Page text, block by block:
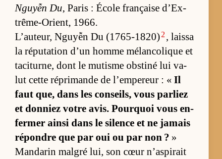
Nguyễn Du, Pa­ris : École française d’Ex­
trême-Orient, 1966.
L’au­teur, Nguyễn Du (1765-1820) 2 , laissa
la ré­pu­ta­tion d’un homme mé­lan­co­lique et
ta­ci­tur­ne, dont le mu­tisme obs­tiné lui va­
lut cette ré­pri­mande de l’em­pe­reur : « Il
faut que, dans les conseils, vous par­liez
et don­niez votre avis. Pourquoi vous en­
fer­mer ainsi dans le si­lence et ne ja­mais
ré­pondre que par oui ou par non ? »
Man­da­rin mal­gré lui, son cœur n’as­pi­rait